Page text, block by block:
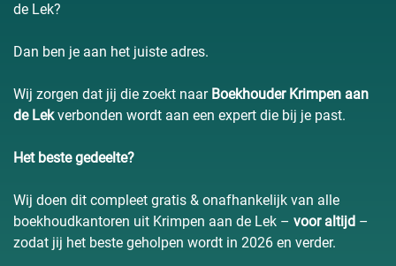
de Lek?
Dan ben je aan het juiste adres.
Wij zorgen dat jij die zoekt naar Boekhouder Krimpen aan
de Lekverbonden wordt aan een expert die bij je past.
Het beste gedeelte?
Wij doen dit compleet gratis & onafhankelijk van alle
boekhoudkantoren uit Krimpen aan de Lek – voor altijd –
zodat jij het beste geholpen wordt in 2026 en verder.